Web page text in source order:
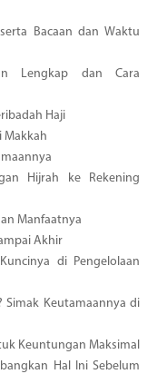
Bacaan dan Waktu
Lengkap dan Cara
Haji
Makkah
Hijrah ke Rekening
Manfaatnya
Akhir
di Pengelolaan
Simak Keutamaannya di
Keuntungan Maksimal
Hal Ini Sebelum